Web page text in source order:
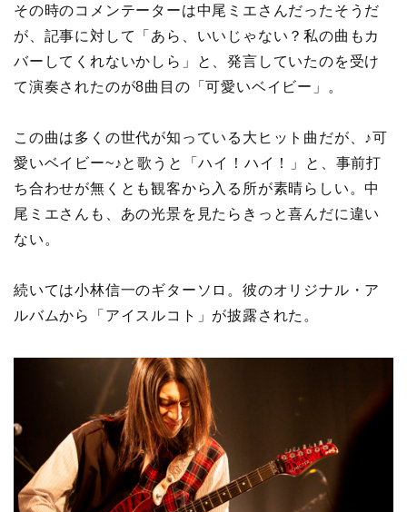
その時のコメンテーターは中尾ミエさんだったそうだ
が、記事に対して「あら、いいじゃない？私の曲もカ
バーしてくれないかしら」と、発言していたのを受け
て演奏されたのが8曲目の「可愛いベイビー」。
この曲は多くの世代が知っている大ヒット曲だが、♪可
愛いベイビー~♪と歌うと「ハイ！ハイ！」と、事前打
ち合わせが無くとも観客から入る所が素晴らしい。中
尾ミエさんも、あの光景を見たらきっと喜んだに違い
ない。
続いては小林信一のギターソロ。彼のオリジナル・ア
ルバムから「アイスルコト」が披露された。